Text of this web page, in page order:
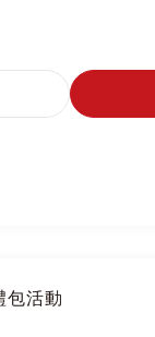
活動